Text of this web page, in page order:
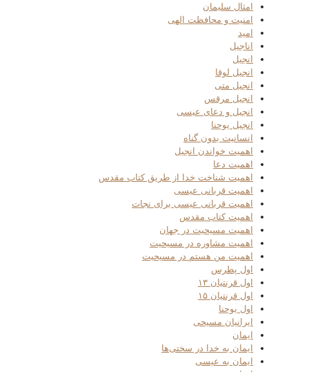
امثال سلیمان
امنیت و محافظت الهی
امید
اناجیل
انجیل
انجیل لوقا
انجیل متی
انجیل مرقس
انجیل و دعای عیسی
انجیل یوحنا
انسانیت بدون گناه
اهمیت خواندن انجیل
اهمیت دعا
اهمیت شناخت خدا از طریق کتاب مقدس
اهمیت قربانی عیسی
اهمیت قربانی عیسی برای نجات
اهمیت کتاب مقدس
اهمیت مسیحیت در جهان
اهمیت مشاوره در مسیحیت
اهمیت من هستم در مسیحیت
اول پطرس
اول قرنتیان ۱۳
اول قرنتیان ۱۵
اول یوحنا
ایرانیان مسیحی
ایمان
ایمان به خدا در سختی‌ها
ایمان به عیسی